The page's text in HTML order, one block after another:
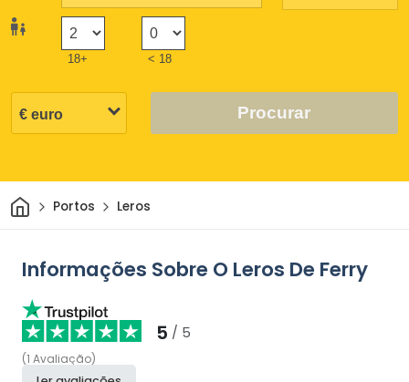
18+ < 18
Procurar
CasaPortos Leros
Informações Sobre O Leros De Ferry
5 / 5
(1 Avaliação)